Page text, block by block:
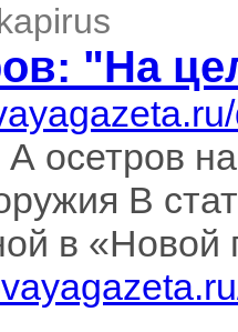
"На
осетров
В
в «Новой